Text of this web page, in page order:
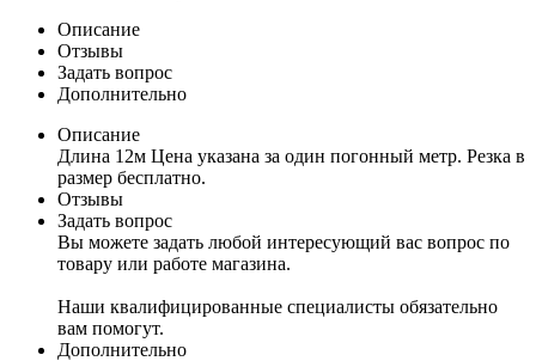
Описание
Отзывы
Задать вопрос
Дополнительно
Описание
Длина 12м Цена указана за один погонный метр. Резка в
размер бесплатно.
Отзывы
Задать вопрос
Вы можете задать любой интересующий вас вопрос по
товару или работе магазина.
Наши квалифицированные специалисты обязательно
вам помогут.
Дополнительно